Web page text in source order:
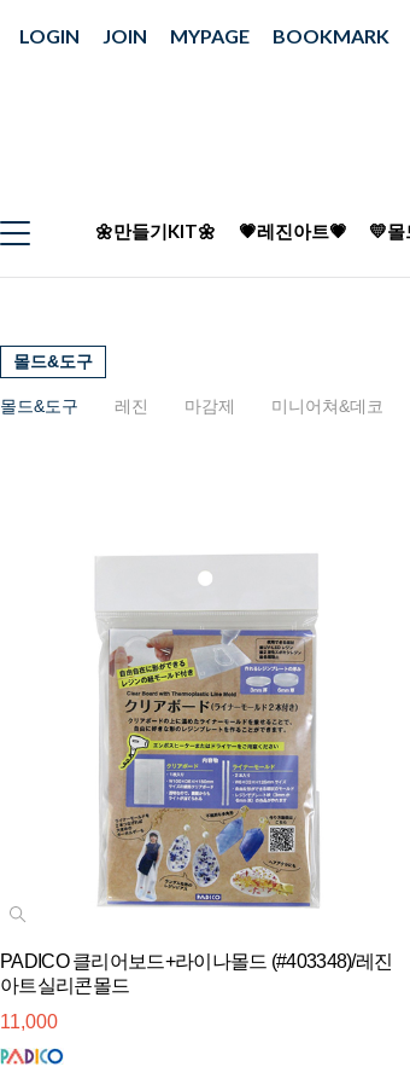
LOGIN JOIN MYPAGE BOOKMARK
🌼만들기KIT🌼 💗레진아트💗 💛몰
몰드&도구
몰드&도구 레진 마감제 미니어쳐&데코
PADICO 클리어보드+라이나몰드 (#403348)/레진
아트실리콘몰드
11,000